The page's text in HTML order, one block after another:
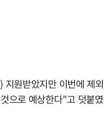
원받았지만 이번에 제외
으로 예상한다"고 덧붙였